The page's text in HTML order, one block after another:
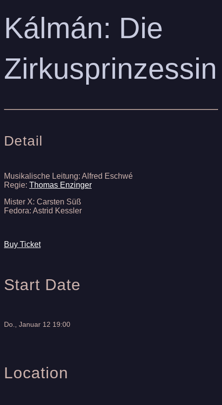
Kálmán: Die
Zirkusprinzessin
Detail
Musikalische Leitung: Alfred Eschwé
Regie: Thomas Enzinger
Mister X: Carsten Süß
Fedora: Astrid Kessler
Buy Ticket
Start Date
Do., Januar 12 19:00
Location